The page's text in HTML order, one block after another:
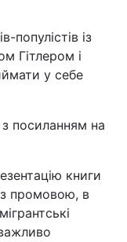
популістів із
Гітлером і
у себе
з посиланням на
книги
промовою, в